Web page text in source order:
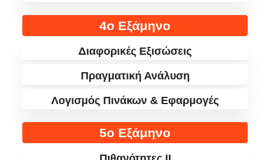
4ο Εξάμηνο
Διαφορικές Εξισώσεις
Πραγματική Ανάλυση
Λογισμός Πινάκων & Εφαρμογές
5ο Εξάμηνο